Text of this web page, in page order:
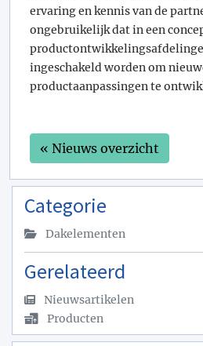
ervaring en kennis van de
ongebruikelijk dat in een
ingeschakeld worden om
productaanpassingen te
« Nieuws overzicht
Categorie
Dakelementen
Gerelateerd
Nieuwsartikelen
Producten